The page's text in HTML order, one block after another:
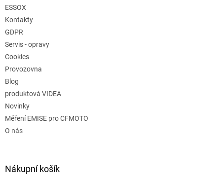
ESSOX
Kontakty
GDPR
Servis - opravy
Cookies
Provozovna
Blog
produktová VIDEA
Novinky
Měření EMISE pro CFMOTO
O nás
Nákupní košík